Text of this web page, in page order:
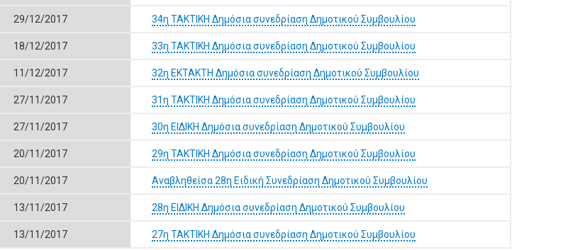
29/12/2017 34η ΤΑΚΤΙΚΗ Δημόσια συνεδρίαση Δημοτικού Συμβουλίου
18/12/2017 33η ΤΑΚΤΙΚΗ Δημόσια συνεδρίαση Δημοτικού Συμβουλίου
11/12/2017 32η ΕΚΤΑΚΤΗ Δημόσια συνεδρίαση Δημοτικού Συμβουλίου
27/11/2017 31η ΤΑΚΤΙΚΗ Δημόσια συνεδρίαση Δημοτικού Συμβουλίου
27/11/2017 30η ΕΙΔΙΚΗ Δημόσια συνεδρίαση Δημοτικού Συμβουλίου
20/11/2017 29η ΤΑΚΤΙΚΗ Δημόσια συνεδρίαση Δημοτικού Συμβουλίου
20/11/2017 Αναβληθείσα 28η Ειδική Συνεδρίαση Δημοτικού Συμβουλίου
13/11/2017 28η ΕΙΔΙΚΗ Δημόσια συνεδρίαση Δημοτικού Συμβουλίου
13/11/2017 27η ΤΑΚΤΙΚΗ Δημόσια συνεδρίαση Δημοτικού Συμβουλίου